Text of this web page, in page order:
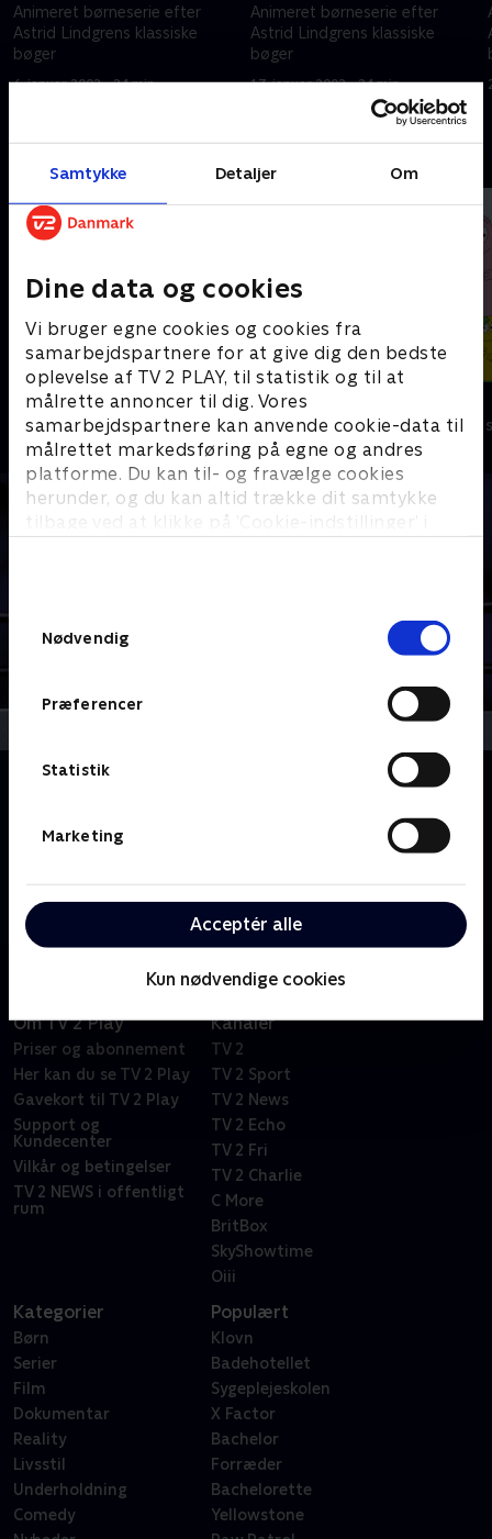
Samtykke Detaljer Om
Dine data og cookies
Vi bruger egne cookies og cookies fra
samarbejdspartnere for at give dig den bedste
oplevelse af TV 2 PLAY, til statistik og til at
målrette annoncer til dig. Vores
samarbejdspartnere kan anvende cookie-data til
målrettet markedsføring på egne og andres
platforme. Du kan til- og fravælge cookies
herunder, og du kan altid trække dit samtykke
tilbage ved at klikke på ’Cookie-indstillinger’ i
Nødvendig
Præferencer
Statistik
Marketing
Acceptér alle
Kun nødvendige cookies
Animeret børneserie efter
Astrid Lindgrens klassiske
bøger
6. januar 2002 • 24 min
Animeret børneserie efter
Astrid Lindgrens klassiske
bøger
13. januar 2002 • 24 min
Jungledyret Hugo
Børneserier • 1 sæsoner Børneserier • 1
Om Pippi Langstrømpe
sammen med sin hest og aben Hr. Nilsson. Pippis far,
Kaptajn Langstrømpe, er forsvundet under et uvejr.
henter hende
Om TV 2 Play
Priser og abonnement
Her kan du se TV 2 Play
Gavekort til TV 2 Play
Support og
Kundecenter
Vilkår og betingelser
TV 2 NEWS i offentligt
rum
Kanaler
TV 2
TV 2 Sport
TV 2 News
TV 2 Echo
TV 2 Fri
TV 2 Charlie
C More
BritBox
SkyShowtime
Oiii
Kategorier
Børn
Serier
Film
Dokumentar
Reality
Livsstil
Underholdning
Comedy
Populært
Klovn
Badehotellet
Sygeplejeskolen
X Factor
Bachelor
Forræder
Bachelorette
Yellowstone